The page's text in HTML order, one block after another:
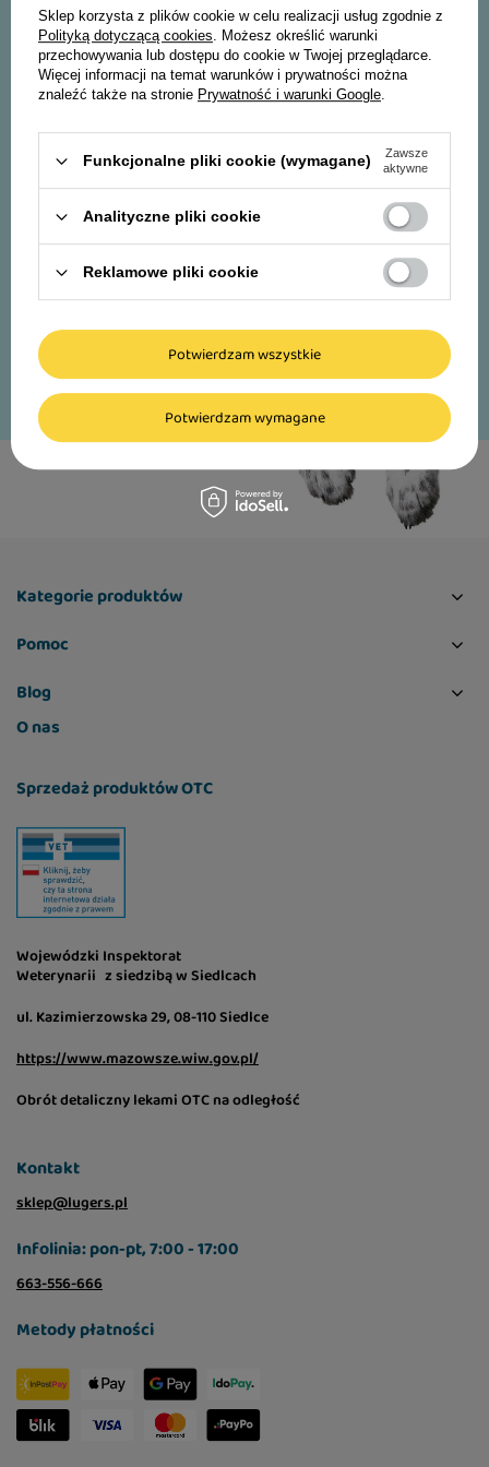
Imię i nazwisko:
Akceptujęregulaminwraz zpolityką prywatności.
* Rabaty nie łączą się
Zapisz się
Kategorie produktów
Pomoc
Blog
O nas
Sprzedaż produktów OTC
Wojewódzki Inspektorat
Weterynarii z siedzibą w Siedlcach
ul. Kazimierzowska 29, 08-110 Siedlce
https://www.mazowsze.wiw.gov.pl/
Obrót detaliczny lekami OTC na odległość
Kontakt
sklep@lugers.pl
Infolinia: pon-pt, 7:00 - 17:00
663-556-666
Metody płatności
Sklep korzysta z plików cookie w celu realizacji usług zgodnie z
Polityką dotyczącą cookies. Możesz określić warunki
przechowywania lub dostępu do cookie w Twojej przeglądarce.
Więcej informacji na temat warunków i prywatności można
znaleźć także na stronie Prywatność i warunki Google.
Funkcjonalne pliki cookie (wymagane)
Zawsze
aktywne
Analityczne pliki cookie
Reklamowe pliki cookie
Potwierdzam wymagane
Potwierdzam wszystkie